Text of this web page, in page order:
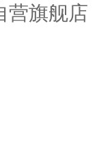
营旗舰店